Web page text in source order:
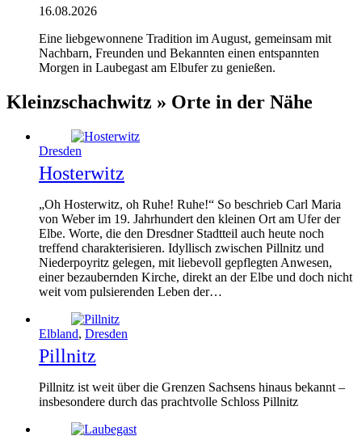
16.08.2026
Eine liebgewonnene Tradition im August, gemeinsam mit
Nachbarn, Freunden und Bekannten einen entspannten
Morgen in Laubegast am Elbufer zu genießen.
Kleinzschachwitz » Orte in der Nähe
Dresden
Hosterwitz
„Oh Hosterwitz, oh Ruhe! Ruhe!“ So beschrieb Carl Maria
von Weber im 19. Jahrhundert den kleinen Ort am Ufer der
Elbe. Worte, die den Dresdner Stadtteil auch heute noch
treffend charakterisieren. Idyllisch zwischen Pillnitz und
Niederpoyritz gelegen, mit liebevoll gepflegten Anwesen,
einer bezaubernden Kirche, direkt an der Elbe und doch nicht
weit vom pulsierenden Leben der…
Elbland, Dresden
Pillnitz
Pillnitz ist weit über die Grenzen Sachsens hinaus bekannt –
insbesondere durch das prachtvolle Schloss Pillnitz